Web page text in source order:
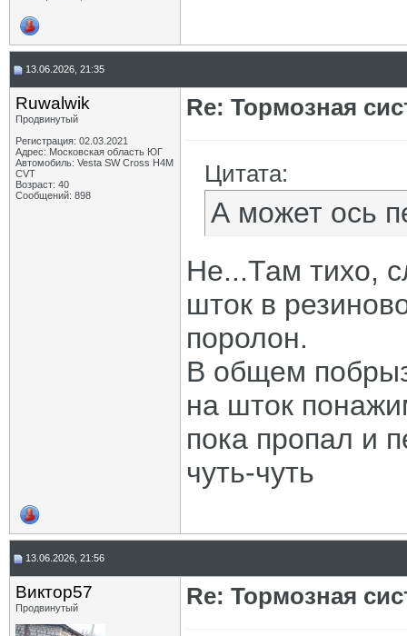
13.06.2026, 21:35
Ruwalwik
Продвинутый
Регистрация: 02.03.2021
Адрес: Московская область ЮГ
Автомобиль: Vesta SW Cross H4M
CVT
Возраст: 40
Сообщений: 898
Re: Тормозная
Цитата:
А может ось
Не...Там тихо,
шток в
поролон.
В общем
на шток
пока пропал и
чуть-чуть
13.06.2026, 21:56
Виктор57
Продвинутый Re: Тормозная